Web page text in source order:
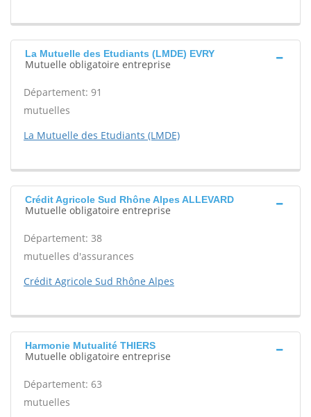
La Mutuelle des Etudiants (LMDE) EVRY
Mutuelle obligatoire entreprise
Département: 91
mutuelles
La Mutuelle des Etudiants (LMDE)
Crédit Agricole Sud Rhône Alpes ALLEVARD
Mutuelle obligatoire entreprise
Département: 38
mutuelles d'assurances
Crédit Agricole Sud Rhône Alpes
Harmonie Mutualité THIERS
Mutuelle obligatoire entreprise
Département: 63
mutuelles